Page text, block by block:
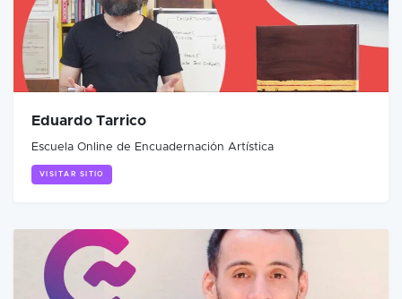
Eduardo Tarrico
Escuela Online de Encuadernación Artística
VISITAR SITIO